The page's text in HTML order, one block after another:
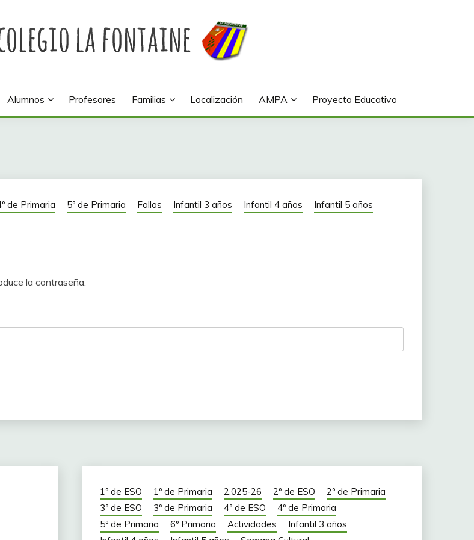
Alumnos Profesores Familias Localización AMPA Proyecto Educativo
de Primaria 5º de Primaria Fallas Infantil 3 años Infantil 4 años Infantil 5 años
la contraseña.
1º de ESO 1º de Primaria 2.025-26 2º de ESO
2º de Primaria
3º de ESO
3º de Primaria 4º de ESO
4º de Primaria
5º de Primaria
6º Primaria Actividades
Infantil 3 años